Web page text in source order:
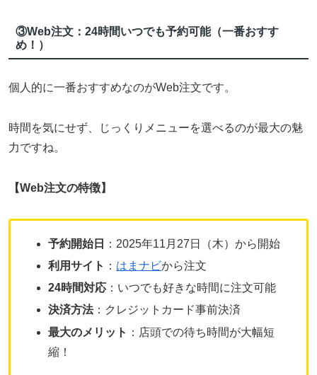
③Web注文：24時間いつでも予約可能（一番おすす
め！）
個人的に一番おすすめなのがWeb注文です。
時間を気にせず、じっくりメニューを選べるのが最大の魅
力ですね。
【Web注文の特徴】
予約開始日
：2025年11月27日（木）から開始
利用サイト ： はまナビから注文
24時間対応 ：いつでも好きな時間に注文可能
決済方法：クレジットカード事前決済
最大のメリット ：店頭での待ち時間が大幅短
縮！